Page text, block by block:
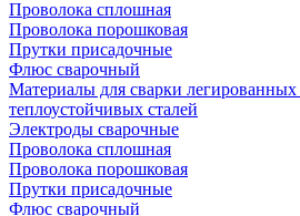
Проволока сплошная
Проволока порошковая
Прутки присадочные
Флюс сварочный
Материалы для сварки
теплоустойчивых сталей
Электроды сварочные
Проволока сплошная
Проволока порошковая
Прутки присадочные
Флюс сварочный